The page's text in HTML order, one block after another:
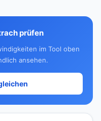
prüfen
im Tool oben
ansehen.